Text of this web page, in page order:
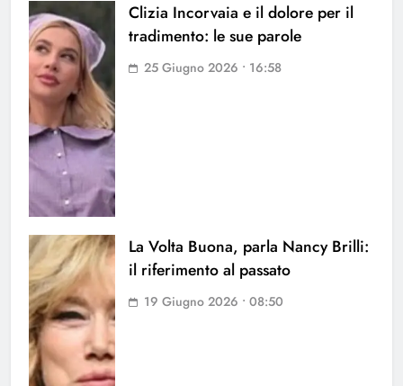
Clizia Incorvaia e il dolore per il
tradimento: le sue parole
25 Giugno 2026 • 16:58
La Volta Buona, parla Nancy Brilli:
il riferimento al passato
19 Giugno 2026 • 08:50